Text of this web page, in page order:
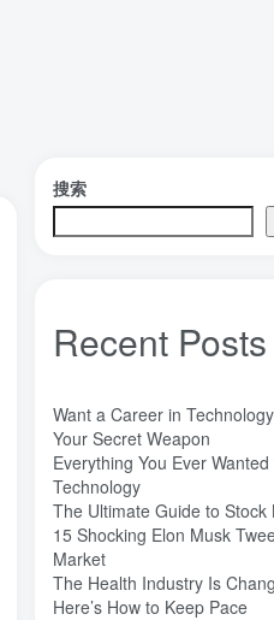
魔法(1) 高熵合金(3) 雷军
达芬奇(1) 超分辨显微成像(2)
苏醒 (1) (1) 自信 (1)
网盘(0) 经济类(0)
秘密，吸引力法则，纪录片，
秘密 (1) 碳离子治疗系统(1)
石墨烯储能(1) 石墨烯(20)
真空系统
潍坊(1) 流动性(1)
搜索
Recent Posts
Want a Career in
Your Secret Weapon
Everything You Ever
Technology
The Ultimate Guide to Stock
15 Shocking Elon Musk
Market
The Health Industry Is
Here’s How to Keep Pace